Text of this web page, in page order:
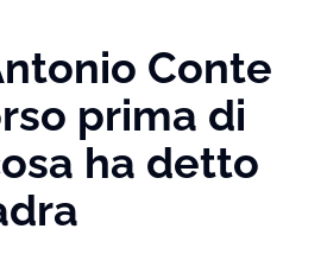
Conte
prima di
ha detto